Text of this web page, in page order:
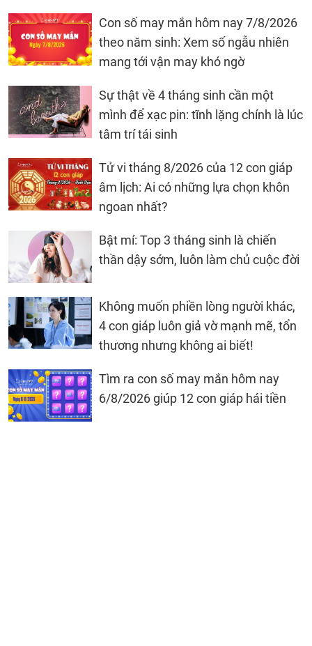
Con số may mắn hôm nay 7/8/2026
theo năm sinh: Xem số ngẫu nhiên
mang tới vận may khó ngờ
Sự thật về 4 tháng sinh cần một
mình để xạc pin: tĩnh lặng chính là lúc
tâm trí tái sinh
Tử vi tháng 8/2026 của 12 con giáp
âm lịch: Ai có những lựa chọn khôn
ngoan nhất?
Bật mí: Top 3 tháng sinh là chiến
thần dậy sớm, luôn làm chủ cuộc đời
Không muốn phiền lòng người khác,
4 con giáp luôn giả vờ mạnh mẽ, tổn
thương nhưng không ai biết!
Tìm ra con số may mắn hôm nay
6/8/2026 giúp 12 con giáp hái tiền